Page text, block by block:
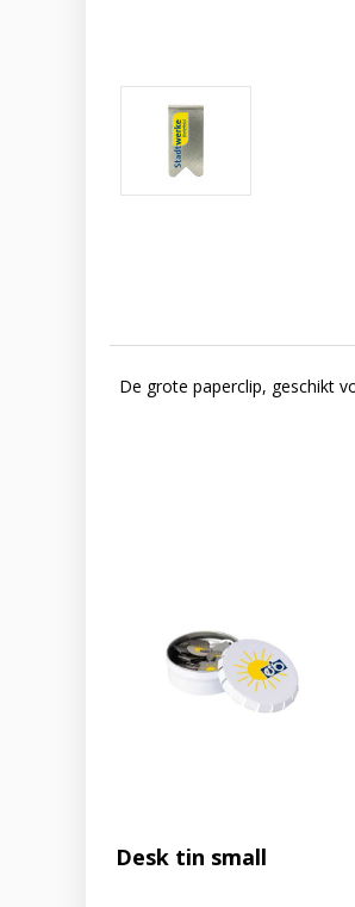
De grote paperclip, geschikt
Desk tin small